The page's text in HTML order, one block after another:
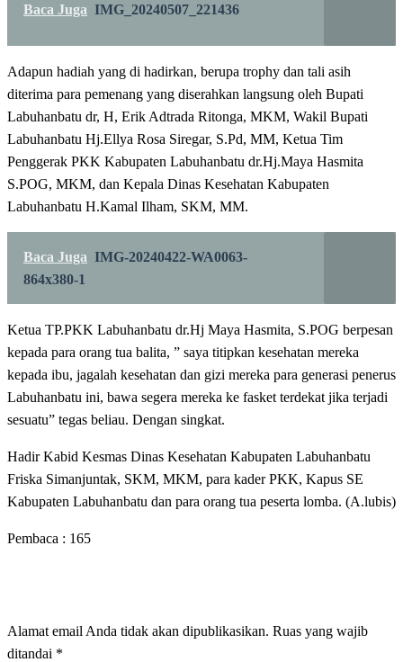
Baca Juga IMG_20240507_221436
Adapun hadiah yang di hadirkan, berupa trophy dan tali asih
diterima para pemenang yang diserahkan langsung oleh Bupati
Labuhanbatu dr, H, Erik Adtrada Ritonga, MKM, Wakil Bupati
Labuhanbatu Hj.Ellya Rosa Siregar, S.Pd, MM, Ketua Tim
Penggerak PKK Kabupaten Labuhanbatu dr.Hj.Maya Hasmita
S.POG, MKM, dan Kepala Dinas Kesehatan Kabupaten
Labuhanbatu H.Kamal Ilham, SKM, MM.
Baca Juga IMG-20240422-WA0063-
864x380-1
Ketua TP.PKK Labuhanbatu dr.Hj Maya Hasmita, S.POG berpesan
kepada para orang tua balita, ” saya titipkan kesehatan mereka
kepada ibu, jagalah kesehatan dan gizi mereka para generasi penerus
Labuhanbatu ini, bawa segera mereka ke fasket terdekat jika terjadi
sesuatu” tegas beliau. Dengan singkat.
Hadir Kabid Kesmas Dinas Kesehatan Kabupaten Labuhanbatu
Friska Simanjuntak, SKM, MKM, para kader PKK, Kapus SE
Kabupaten Labuhanbatu dan para orang tua peserta lomba. (A.lubis)
Pembaca : 165
Alamat email Anda tidak akan dipublikasikan. Ruas yang wajib
ditandai *